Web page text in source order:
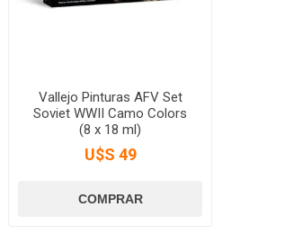
Vallejo Pinturas AFV Set
Soviet WWII Camo Colors
(8 x 18 ml)
U$S 49